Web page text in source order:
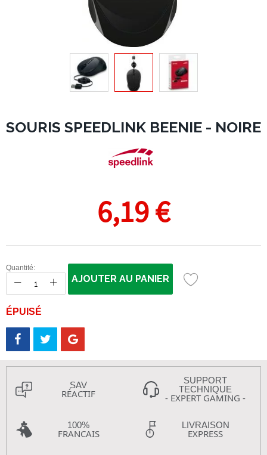
SOURIS SPEEDLINK BEENIE - NOIRE
6,19 €
Quantité:
AJOUTER AU PANIER
ÉPUISÉ
SAV
RÉACTIF
SUPPORT
TECHNIQUE
- EXPERT GAMING -
100%
FRANCAIS
LIVRAISON
EXPRESS